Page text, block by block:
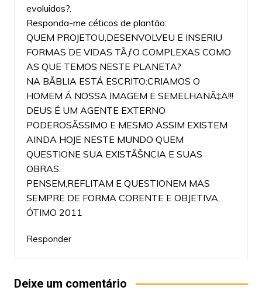
evoluidos?.
Responda-me céticos de plantão:
QUEM PROJETOU,DESENVOLVEU E INSERIU
FORMAS DE VIDAS TÃƒO COMPLEXAS COMO
AS QUE TEMOS NESTE PLANETA?
NA BÃBLIA ESTÁ ESCRITO:CRIAMOS O
HOMEM Á NOSSA IMAGEM E SEMELHANÃ‡A!!!
DEUS É UM AGENTE EXTERNO
PODEROSÃSSIMO E MESMO ASSIM EXISTEM
AINDA HOJE NESTE MUNDO QUEM
QUESTIONE SUA EXISTÃŠNCIA E SUAS
OBRAS.
PENSEM,REFLITAM E QUESTIONEM MAS
SEMPRE DE FORMA CORENTE E OBJETIVA,
ÓTIMO 2011
Responder
Deixe um comentário